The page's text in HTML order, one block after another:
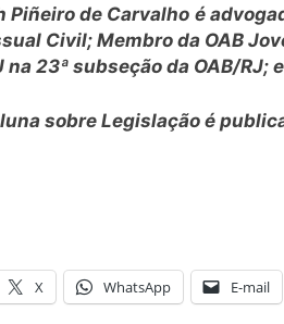
Piñeiro de Carvalho é
Civil; Membro da OAB
na 23ª subseção da OAB/RJ;
sobre Legislação é
X WhatsApp E-mail